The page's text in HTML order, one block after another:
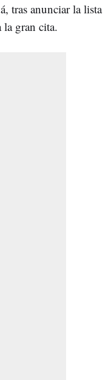
tras anunciar la lista
la gran cita.